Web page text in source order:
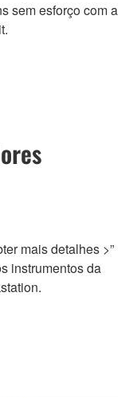
sem esforço com a
mais detalhes >”
instrumentos da